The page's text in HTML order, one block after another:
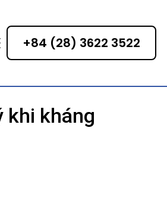
+84 (28) 3622 3522
khi kháng